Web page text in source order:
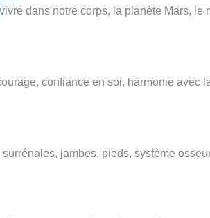
dans notre corps, la planète Mars, le
confiance en soi, harmonie avec
jambes, pieds, système